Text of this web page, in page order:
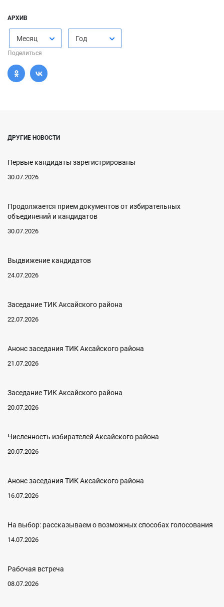
АРХИВ
Месяц Год
Поделиться
ДРУГИЕ НОВОСТИ
Первые кандидаты зарегистрированы
30.07.2026
Продолжается прием документов от избирательных
объединений и кандидатов
30.07.2026
Выдвижение кандидатов
24.07.2026
Заседание ТИК Аксайского района
22.07.2026
Анонс заседания ТИК Аксайского района
21.07.2026
Заседание ТИК Аксайского района
20.07.2026
Численность избирателей Аксайского района
20.07.2026
Анонс заседания ТИК Аксайского района
16.07.2026
На выбор: рассказываем о возможных способах голосования
14.07.2026
Рабочая встреча
08.07.2026